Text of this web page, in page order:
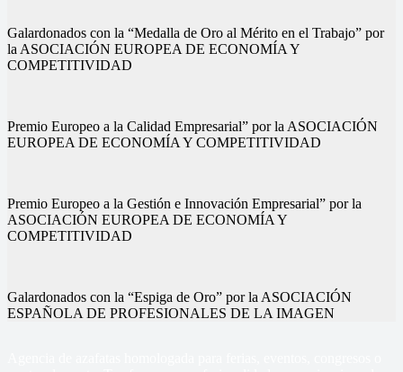
Galardonados con la “Medalla de Oro al Mérito en el Trabajo” por
la ASOCIACIÓN EUROPEA DE ECONOMÍA Y
COMPETITIVIDAD
Premio Europeo a la Calidad Empresarial” por la ASOCIACIÓN
EUROPEA DE ECONOMÍA Y COMPETITIVIDAD
Premio Europeo a la Gestión e Innovación Empresarial” por la
ASOCIACIÓN EUROPEA DE ECONOMÍA Y
COMPETITIVIDAD
Galardonados con la “Espiga de Oro” por la ASOCIACIÓN
ESPAÑOLA DE PROFESIONALES DE LA IMAGEN